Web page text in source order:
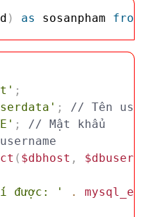
) as sosanpham from
;
;
// Tên
;
// Mật khẩu
( $dbhost , $dbuser
được: ' .